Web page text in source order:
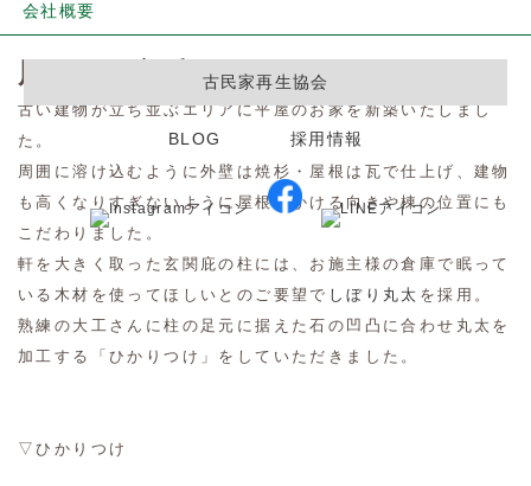
会社概要
古民家再生協会
BLOG 採用情報
廊下
玄関
ゆったり過ごす平屋の家
周囲との調和
古い建物が立ち並ぶエリアに平屋のお家を新築いたしまし
た。
周囲に溶け込むように外壁は焼杉・屋根は瓦で仕上げ、建物
も高くなりすぎないように屋根のかける向きや棟の位置にも
こだわりました。
軒を大きく取った玄関庇の柱には、お施主様の倉庫で眠って
いる木材を使ってほしいとのご要望で しぼり丸太 を採用。
熟練の大工さんに柱の足元に据えた石の凹凸に合わせ丸太を
加工する「ひかりつけ」をしていただきました。
▽ひかりつけ